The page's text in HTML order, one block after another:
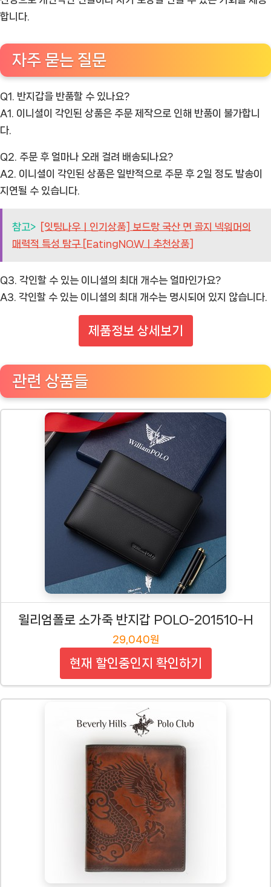
합니다.
자주 묻는 질문
Q1. 반지갑을 반품할 수 있나요?
A1. 이니셜이 각인된 상품은 주문 제작으로 인해 반품이 불가합니
다.
Q2. 주문 후 얼마나 오래 걸려 배송되나요?
A2. 이니셜이 각인된 상품은 일반적으로 주문 후 2일 정도 발송이
지연될 수 있습니다.
참고> [잇팅나우ㅣ인기상품] 보드랑 국산 면 골지 넥워머의
매력적 특성 탐구 [EatingNOWㅣ추천상품]
Q3. 각인할 수 있는 이니셜의 최대 개수는 얼마인가요?
A3. 각인할 수 있는 이니셜의 최대 개수는 명시되어 있지 않습니다.
제품정보 상세보기
관련 상품들
윌리엄폴로 소가죽 반지갑 POLO-201510-H
29,040원
현재 할인중인지 확인하기